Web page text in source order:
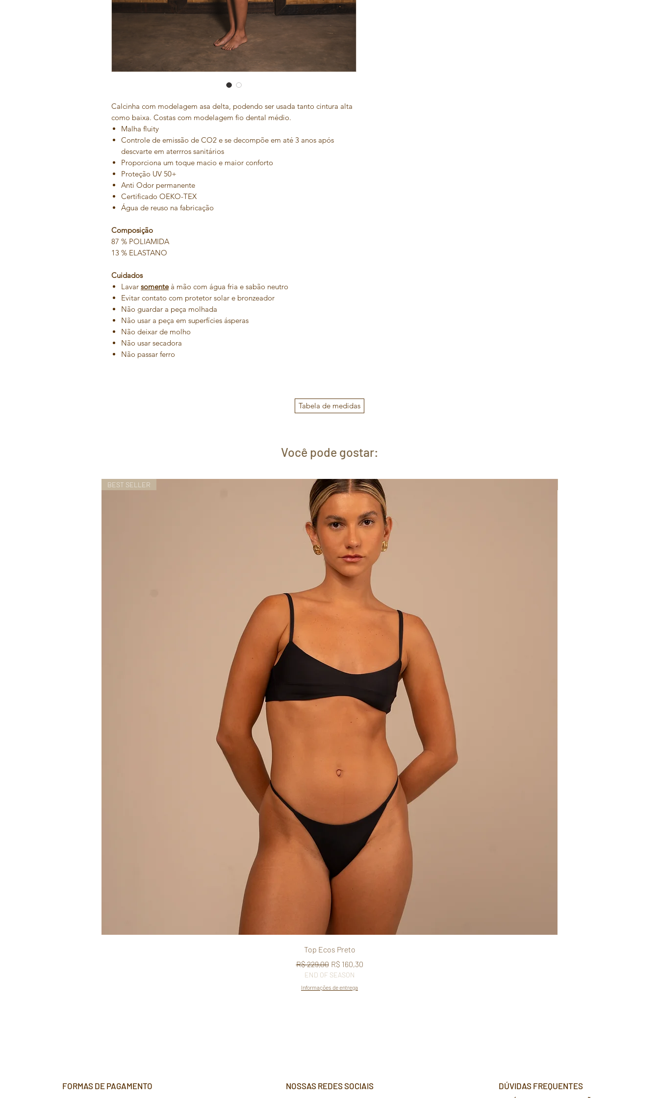
Calcinha com modelagem asa delta, podendo ser usada tanto cintura alta
como baixa. Costas com modelagem fio dental médio.
Malha fluity
Controle de emissão de CO2 e se decompõe em até 3 anos após
descvarte em aterrros sanitários
Proporciona um toque macio e maior conforto
Proteção UV 50+
Anti Odor permanente
Certificado OEKO-TEX
Água de reuso na fabricação
Composição
87 % POLIAMIDA
13 % ELASTANO
Cuidados
Lavar somente à mão com água fria e sabão neutro
Evitar contato com protetor solar e bronzeador
Não guardar a peça molhada
Não usar a peça em superfícies ásperas
Não deixar de molho
Não usar secadora
Não passar ferro
Tabela de medidas
Você pode gostar:
Visualização rápida
BEST SELLER
Top Ecos Preto
Preço normal
R$ 229,00 Preço promocional
R$ 160,30
END OF SEASON
Informações de entrega
NOSSAS REDES SOCIAIS
FORMAS DE PAGAMENTO
DÚVIDAS FREQUENTES